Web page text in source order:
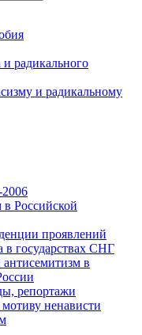
радикального
и радикальному
Российской
проявлений
в государствах СНГ
в
репортажи
ненависти